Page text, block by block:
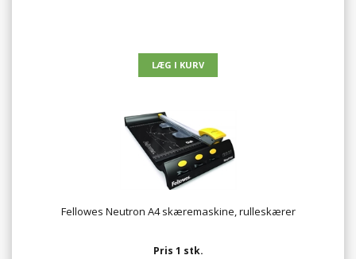
Fellowes Neutron A4 skæremaskine, rulleskærer
Pris 1 stk.